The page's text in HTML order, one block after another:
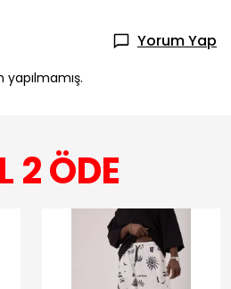
Yorum Yap
2 ÖDE